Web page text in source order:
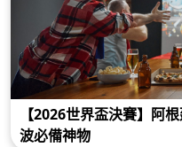
【2026世界盃決賽】阿
波必備神物